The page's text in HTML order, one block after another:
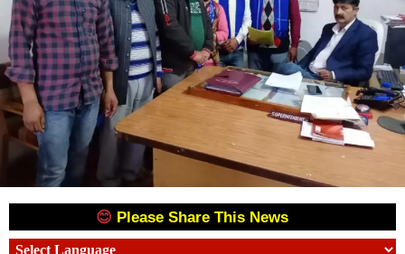
😊 Please Share This News